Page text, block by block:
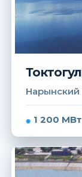
Нарынский
1 200 МВт